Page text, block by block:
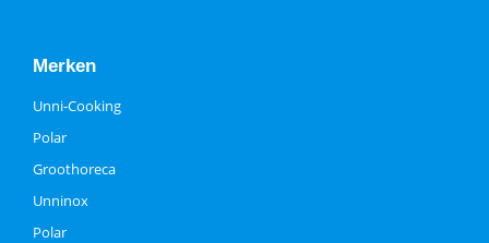
Merken
Unni-Cooking
Polar
Groothoreca
Unninox
Polar